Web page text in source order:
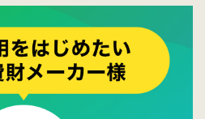
。
サイト機能を大幅バージョンアッ
こちら。⇒告知ページへ
能拡充し、サイトリニューアル